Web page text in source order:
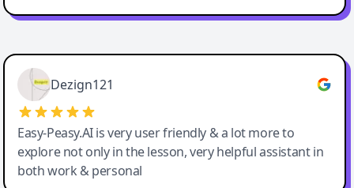
Easy-Peasy AI
Dezign121
Easy-Peasy.AI is very user friendly & a lot more to
explore not only in the lesson, very helpful assistant in
both work & personal